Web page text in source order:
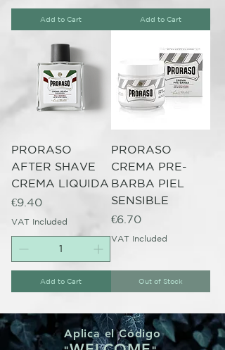
Add to Cart Add to Cart
PRORASO
AFTER SHAVE
CREMA LIQUIDA
Price
€9.40
VAT Included
Add to Cart
PRORASO
CREMA PRE-
BARBA PIEL
SENSIBLE
Price
€6.70
VAT Included
Out of Stock
Aplica el Código